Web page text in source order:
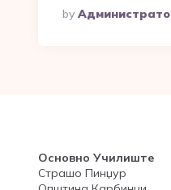
Posted
By
By
Основно Училиште
Страшо Пинџур